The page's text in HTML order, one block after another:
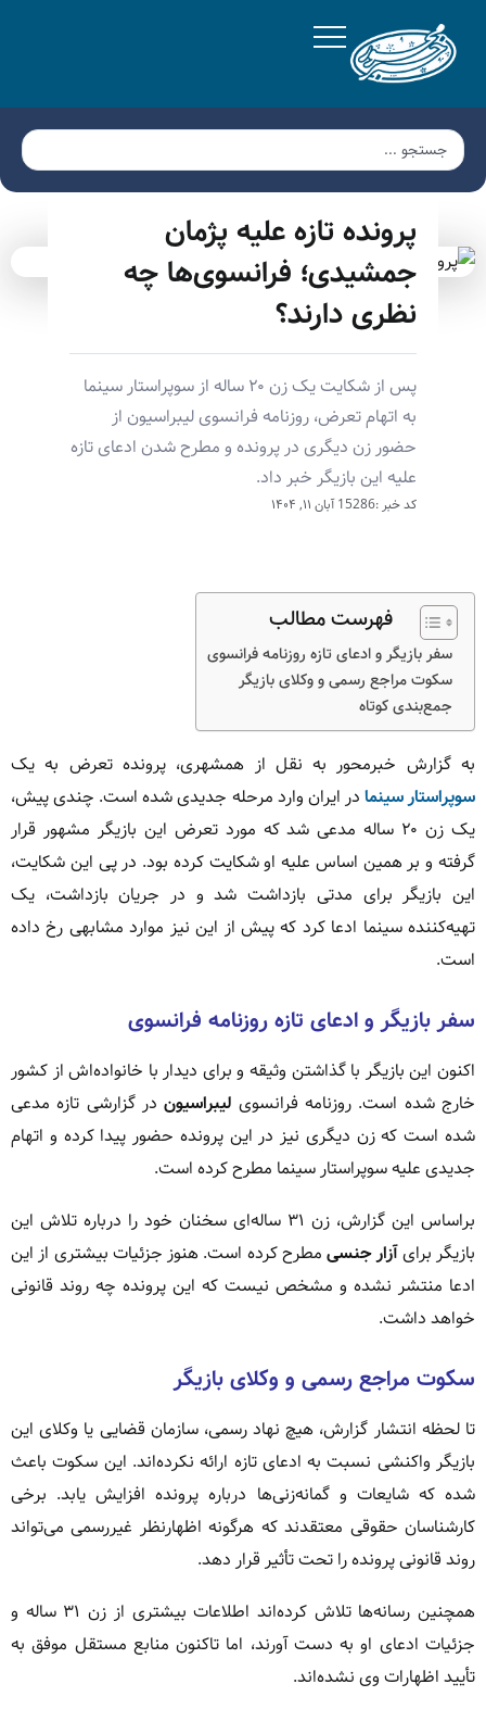
پرونده تازه علیه پژمان
جمشیدی؛ فرانسوی‌ها چه
نظری دارند؟
پس از شکایت یک زن ۲۰ ساله از سوپراستار سینما
به اتهام تعرض، روزنامه فرانسوی لیبراسیون از
حضور زن دیگری در پرونده و مطرح شدن ادعای تازه
علیه این بازیگر خبر داد.
کد خبر :15286 آبان ۱۱, ۱۴۰۴
فهرست مطالب
سفر بازیگر و ادعای تازه روزنامه فرانسوی
سکوت مراجع رسمی و وکلای بازیگر
جمع‌بندی کوتاه
به گزارش خبرمحور به نقل از همشهری، پرونده تعرض به یک
سوپراستار سینما در ایران وارد مرحله جدیدی شده است. چندی پیش،
یک زن ۲۰ ساله مدعی شد که مورد تعرض این بازیگر مشهور قرار
گرفته و بر همین اساس علیه او شکایت کرده بود. در پی این شکایت،
این بازیگر برای مدتی بازداشت شد و در جریان بازداشت، یک
تهیه‌کننده سینما ادعا کرد که پیش از این نیز موارد مشابهی رخ داده
است.
سفر بازیگر و ادعای تازه روزنامه فرانسوی
اکنون این بازیگر با گذاشتن وثیقه و برای دیدار با خانواده‌اش از کشور
خارج شده است. روزنامه فرانسوی لیبراسیوندر گزارشی تازه مدعی
شده است که زن دیگری نیز در این پرونده حضور پیدا کرده و اتهام
جدیدی علیه سوپراستار سینما مطرح کرده است.
براساس این گزارش، زن ۳۱ ساله‌ای سخنان خود را درباره تلاش این
بازیگر برایآزار جنسیمطرح کرده است. هنوز جزئیات بیشتری از این
ادعا منتشر نشده و مشخص نیست که این پرونده چه روند قانونی
خواهد داشت.
سکوت مراجع رسمی و وکلای بازیگر
تا لحظه انتشار گزارش، هیچ نهاد رسمی، سازمان قضایی یا وکلای این
بازیگر واکنشی نسبت به ادعای تازه ارائه نکرده‌اند. این سکوت باعث
شده که شایعات و گمانه‌زنی‌ها درباره پرونده افزایش یابد. برخی
کارشناسان حقوقی معتقدند که هرگونه اظهارنظر غیررسمی می‌تواند
روند قانونی پرونده را تحت تأثیر قرار دهد.
همچنین رسانه‌ها تلاش کرده‌اند اطلاعات بیشتری از زن ۳۱ ساله و
جزئیات ادعای او به دست آورند، اما تاکنون منابع مستقل موفق به
تأیید اظهارات وی نشده‌اند.